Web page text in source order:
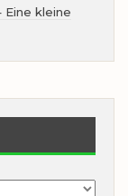
Eine kleine